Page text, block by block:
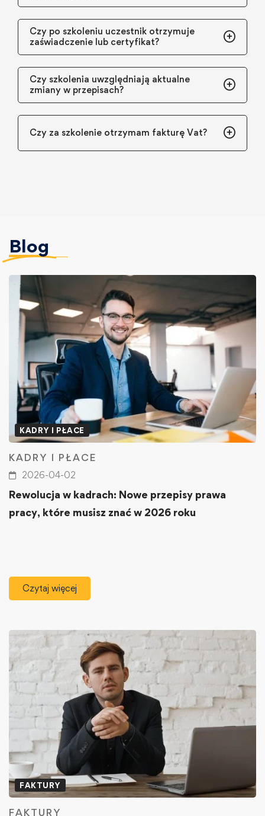
Czy po szkoleniu uczestnik otrzymuje
zaświadczenie lub certyfikat?
Czy szkolenia uwzględniają aktualne
zmiany w przepisach?
Czy za szkolenie otrzymam fakturę Vat?
Blog
KADRY I PŁACE
KADRY I PŁACE
2026-04-02
Rewolucja w kadrach: Nowe przepisy prawa
pracy, które musisz znać w 2026 roku
Czytaj więcej
FAKTURY
FAKTURY